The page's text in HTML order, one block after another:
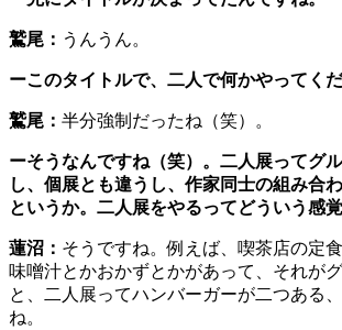
鷲尾： うんうん。
ーこのタイトルで、二人で何かやってく
鷲尾： 半分強制だったね（笑）。
ーそうなんですね（笑）。二人展ってグ
し、個展とも違うし、作家同士の組み合
というか。二人展をやるってどういう感
蓮沼： そうですね。例えば、喫茶店の定
味噌汁とかおかずとかがあって、それが
と、二人展ってハンバーガーが二つある
ね。